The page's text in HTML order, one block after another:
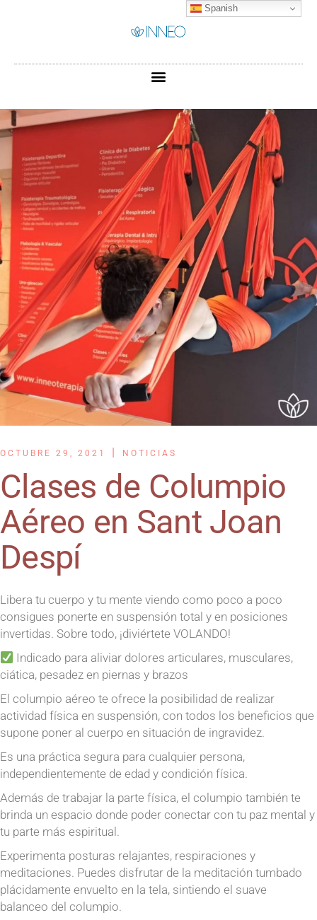
OCTUBRE 29, 2021 NOTICIAS
Clases de Columpio
Aéreo en Sant Joan
Despí
​​Libera tu cuerpo y tu mente viendo como poco a poco
consigues ponerte en suspensión total y en posiciones
invertidas. Sobre todo, ¡diviértete VOLANDO!
Indicado para aliviar dolores articulares, musculares,
ciática, pesadez en piernas y brazos
El columpio aéreo te ofrece la posibilidad de realizar
actividad física en suspensión, con todos los beneficios que
supone poner al cuerpo en situación de ingravidez.
Es una práctica segura para cualquier persona,
independientemente de edad y condición física.
Además de trabajar la parte física, el columpio también te
brinda un espacio donde poder conectar con tu paz mental y
tu parte más espiritual.
Experimenta posturas relajantes, respiraciones y
meditaciones. Puedes disfrutar de la meditación tumbado
plácidamente envuelto en la tela, sintiendo el suave
balanceo del columpio.
Spanish